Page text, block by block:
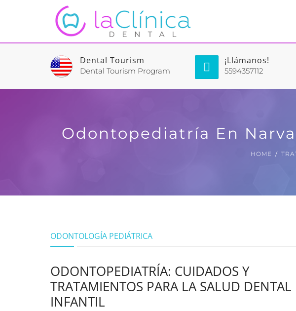
Dental Tourism
Dental Tourism Program
¡Llámanos!
5594357112
Odontopediatría En
HOME
ODONTOLOGÍA PEDIÁTRICA
ODONTOPEDIATRÍA: CUIDADOS Y
TRATAMIENTOS PARA LA SALUD DENTAL
INFANTIL